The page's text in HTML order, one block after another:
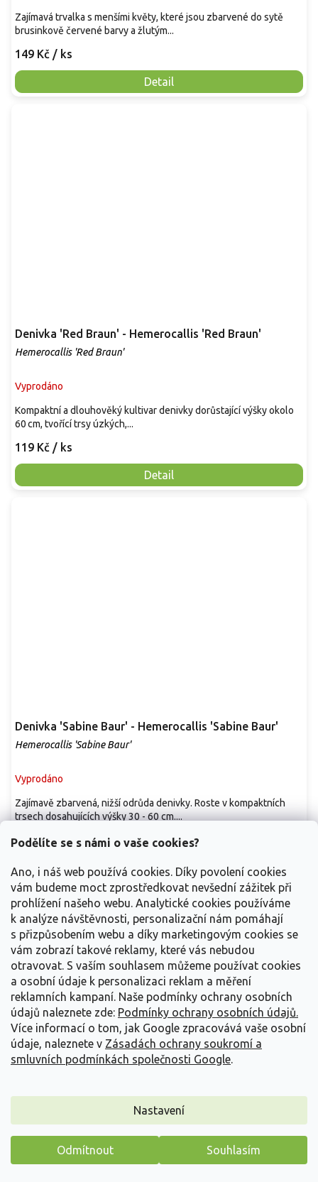
Podělíte se s námi o vaše cookies?
Ano, i náš web používá cookies. Díky povolení cookies
vám budeme moct zprostředkovat nevšední zážitek při
prohlížení našeho webu. Analytické cookies používáme
k analýze návštěvnosti, personalizační nám pomáhají
s přizpůsobením webu a díky marketingovým cookies se
vám zobrazí takové reklamy, které vás nebudou
otravovat. S vaším souhlasem můžeme používat cookies
a osobní údaje k personalizaci reklam a měření
reklamních kampaní. Naše podmínky ochrany osobních
údajů naleznete zde: Podmínky ochrany osobních údajů.
Více informací o tom, jak Google zpracovává vaše osobní
údaje, naleznete v Zásadách ochrany soukromí a
smluvních podmínkách společnosti Google.
Nastavení
Odmítnout Souhlasím
149 Kč / ks
Detail
Zajímavá trvalka s menšími květy, které jsou zbarvené do sytě
brusinkově červené barvy a žlutým...
Denivka 'Red Braun' - Hemerocallis 'Red Braun'
Hemerocallis 'Red Braun'
Vyprodáno
119 Kč / ks
Detail
Kompaktní a dlouhověký kultivar denivky dorůstající výšky okolo
60 cm, tvořící trsy úzkých,...
Denivka 'Sabine Baur' - Hemerocallis 'Sabine Baur'
Hemerocallis 'Sabine Baur'
Vyprodáno
419 Kč/ ks
Detail
Zajímavě zbarvená, nižší odrůda denivky. Roste v kompaktních
trsech dosahujících výšky 30 - 60 cm....
Denivka 'Silent Sentry' - Hemerocallis 'Silent Sentry'
Hemerocallis 'Silent Sentry'
Máme pro vás malý dárek